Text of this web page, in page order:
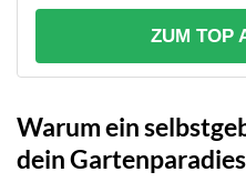
ZUM TOP
Warum ein
dein